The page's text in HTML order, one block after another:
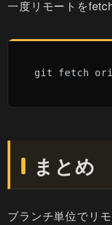
一度リモートを
git fetch
まとめ
ブランチ単位でリ